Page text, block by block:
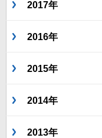
2017年
2016年
2015年
2014年
2013年